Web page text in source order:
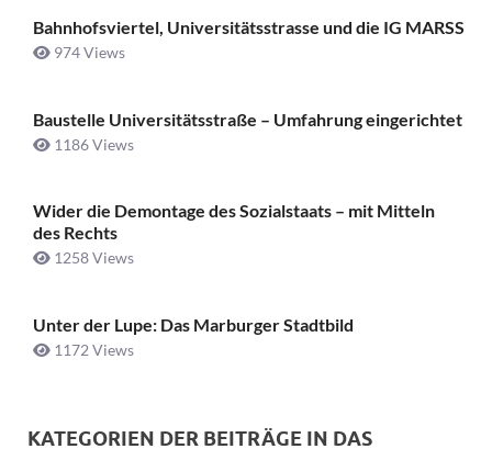
Bahnhofsviertel, Universitätsstrasse und die IG MARSS
974 Views
Baustelle Universitätsstraße ­– Umfahrung eingerichtet
1186 Views
Wider die Demontage des Sozialstaats – mit Mitteln
des Rechts
1258 Views
Unter der Lupe: Das Marburger Stadtbild
1172 Views
KATEGORIEN DER BEITRÄGE IN DAS